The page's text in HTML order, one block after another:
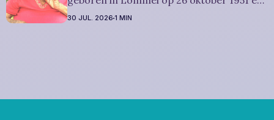
is overleden in Leopoldsburg op 29 juli
30 JUL. 2026 1 MIN